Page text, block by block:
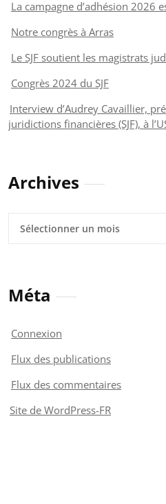
La campagne d’adhésion 2026
Notre congrès à Arras
Le SJF soutient les magistrats
Congrès 2024 du SJF
Interview d’Audrey Cavaillier,
juridictions financières (SJF), à
Archives
Méta
Connexion
Flux des publications
Flux des commentaires
Site de WordPress-FR